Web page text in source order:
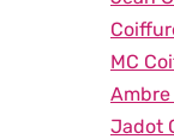
MC
Ambre
Jadot